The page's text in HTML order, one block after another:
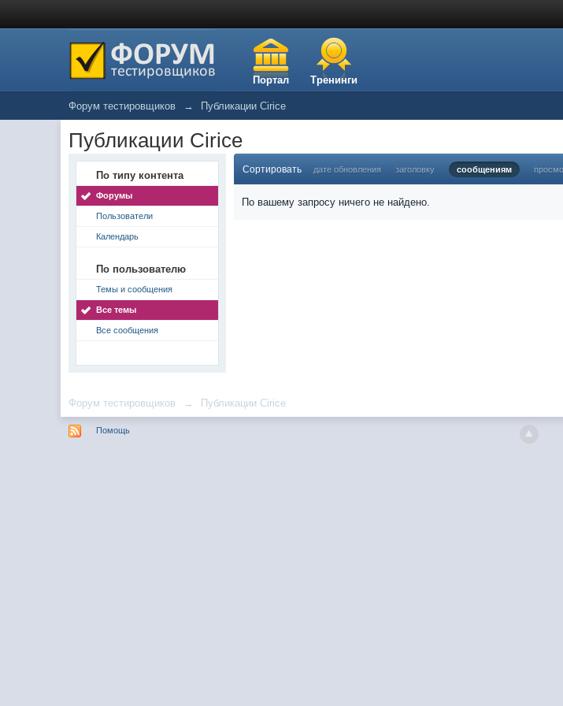
Портал Тренинги
Форум тестировщиков → Публикации Cirice
Публикации Cirice
По типу контента
Форумы
Пользователи
Календарь
По пользователю
Темы и сообщения
Все темы
Все сообщения
Сортировать дате обновления заголовку сообщениям
По вашему запросу ничего не найдено.
Форум тестировщиков → Публикации Cirice
Помощь